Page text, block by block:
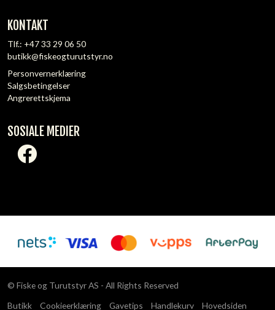
KONTAKT
Tlf.: +47 33 29 06 50
butikk@fiskeogturutstyr.no
Personvernerklæring
Salgsbetingelser
Angrerettskjema
SOSIALE MEDIER
© Fiske og Turutstyr AS - All Rights Reserved
Butikk
Cookieerklæring Gavetips Handlekurv Hovedsiden